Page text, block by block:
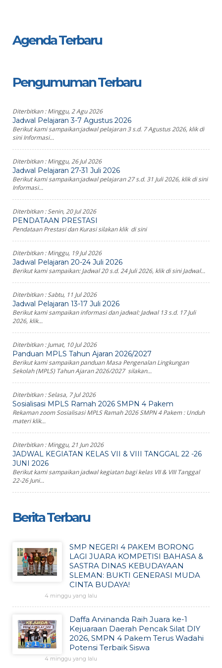
Agenda Terbaru
Pengumuman Terbaru
Diterbitkan :Minggu, 2 Agu 2026
Jadwal Pelajaran 3-7 Agustus 2026
Berikut kami sampaikan:jadwal pelajaran 3 s.d. 7 Agustus 2026, klik di
sini Informasi...
Diterbitkan :Minggu, 26 Jul 2026
Jadwal Pelajaran 27-31 Juli 2026
Berikut kami sampaikan:jadwal pelajaran 27 s.d. 31 Juli 2026, klik di sini
Informasi...
Diterbitkan :Senin, 20 Jul 2026
PENDATAAN PRESTASI
Pendataan Prestasi dan Kurasi silakan klik di sini
Diterbitkan :Minggu, 19 Jul 2026
Jadwal Pelajaran 20-24 Juli 2026
Berikut kami sampaikan: Jadwal 20 s.d. 24 Juli 2026, klik di sini Jadwal...
Diterbitkan :Sabtu, 11 Jul 2026
Jadwal Pelajaran 13-17 Juli 2026
Berikut kami sampaikan informasi dan jadwal: Jadwal 13 s.d. 17 Juli
2026, klik...
Diterbitkan :Jumat, 10 Jul 2026
Panduan MPLS Tahun Ajaran 2026/2027
Berikut kami sampaikan panduan Masa Pengenalan Lingkungan
Sekolah (MPLS) Tahun Ajaran 2026/2027 silakan...
Diterbitkan :Selasa, 7 Jul 2026
Sosialisasi MPLS Ramah 2026 SMPN 4 Pakem
Rekaman zoom Sosialisasi MPLS Ramah 2026 SMPN 4 Pakem : Unduh
materi klik...
Diterbitkan :Minggu, 21 Jun 2026
JADWAL KEGIATAN KELAS VII & VIII TANGGAL 22 -26
JUNI 2026
Berikut kami sampaikan jadwal kegiatan bagi kelas VII & VIII Tanggal
22-26 Juni...
Berita Terbaru
SMP NEGERI 4 PAKEM BORONG
LAGI JUARA KOMPETISI BAHASA &
SASTRA DINAS KEBUDAYAAN
SLEMAN: BUKTI GENERASI MUDA
CINTA BUDAYA!
4 minggu yang lalu
Daffa Arvinanda Raih Juara ke-1
Kejuaraan Daerah Pencak Silat DIY
2026, SMPN 4 Pakem Terus Wadahi
Potensi Terbaik Siswa
4 minggu yang lalu